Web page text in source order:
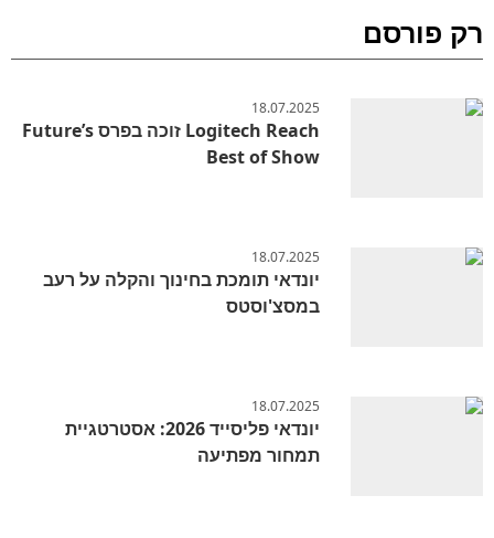
רק פורסם
18.07.2025
Logitech Reach זוכה בפרס Future’s
Best of Show
18.07.2025
יונדאי תומכת בחינוך והקלה על רעב
במסצ'וסטס
18.07.2025
יונדאי פליסייד 2026: אסטרטגיית
תמחור מפתיעה